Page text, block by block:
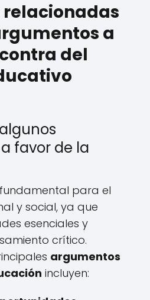
a
del
favor de la
para el
y social, ya que
esenciales y
crítico.
argumentos
incluyen: